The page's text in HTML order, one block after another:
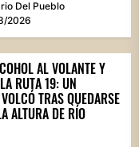
Del Pueblo
2026
AL VOLANTE Y
RUTA 19: UN
TRAS QUEDARSE
ALTURA DE RÍO